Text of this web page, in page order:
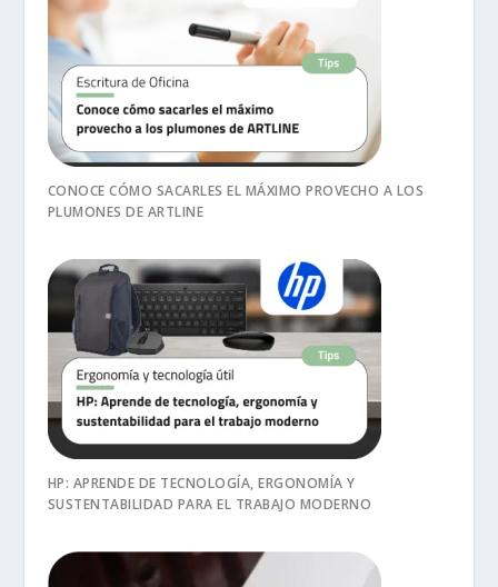
CONOCE CÓMO SACARLES EL MÁXIMO PROVECHO A LOS
PLUMONES DE ARTLINE
HP: APRENDE DE TECNOLOGÍA, ERGONOMÍA Y
SUSTENTABILIDAD PARA EL TRABAJO MODERNO